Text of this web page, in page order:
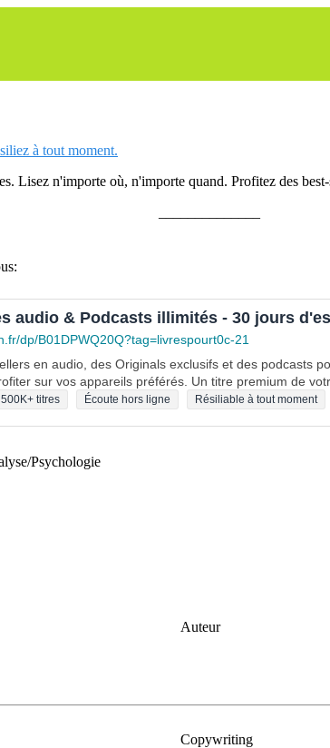
à tout moment.
Lisez n'importe où, n'importe quand. Profitez des
audio & Podcasts illimités - 30 jours
dp/B01DPWQ20Q?tag=livrespourt0c-21
en audio, des Originals exclusifs et des podcasts
sur vos appareils préférés. Un titre premium de
500K+ titres Écoute hors ligne Résiliable à tout moment
Psychologie
Auteur
Copywriting